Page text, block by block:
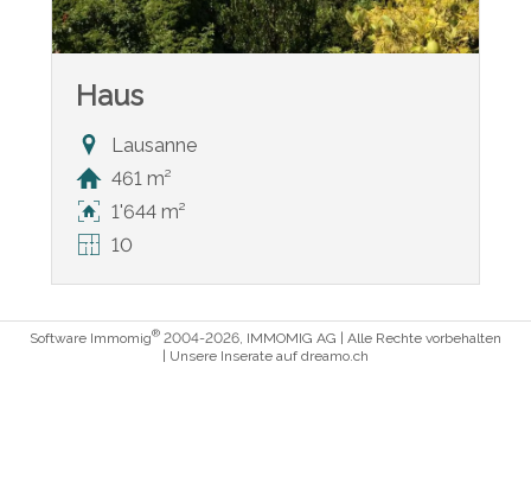
Haus
Lausanne
461 m²
1'644 m²
10
Software Immomig® 2004-2026, IMMOMIG AG | Alle Rechte vorbehalten
| Unsere Inserate auf dreamo.ch